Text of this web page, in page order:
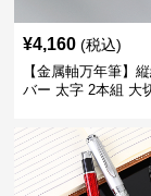
¥4,160 (税込)
【金属軸万年筆】
バー 太字 2本組 大
ト